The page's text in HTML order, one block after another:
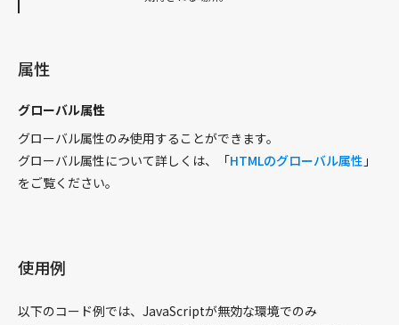
フォント
フォーム
画像
マークアップ
Sass
属性
グローバル属性
グローバル属性のみ使用することができます。
グローバル属性について詳しくは、「HTMLのグローバル属性 」
をご覧ください。
使用例
以下のコード例では、JavaScriptが無効な環境でのみ